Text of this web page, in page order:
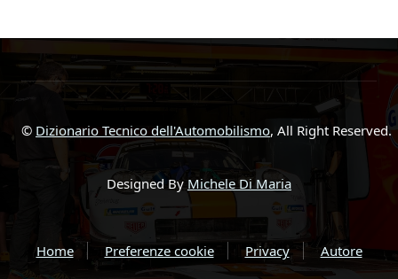
© Dizionario Tecnico dell'Automobilismo, All Right Reserved.
Designed By Michele Di Maria
Home Preferenze cookie Privacy Autore